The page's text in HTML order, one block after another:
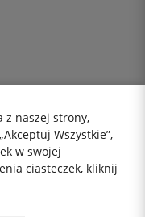
z naszej strony,
Wszystkie”,
w swojej
ciasteczek, kliknij